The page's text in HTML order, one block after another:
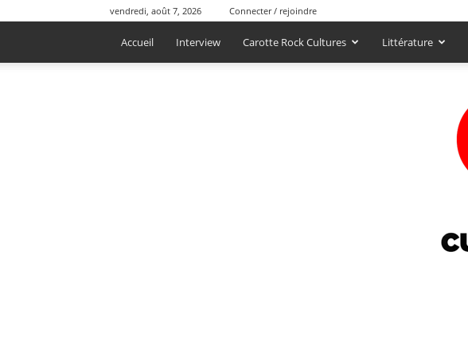
vendredi, août 7, 2026 Connecter / rejoindre
Accueil Interview Carotte Rock Cultures Littérature